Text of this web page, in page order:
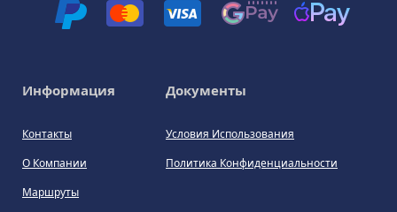
Информация
Контакты
О Компании
Маршруты
Документы
Условия Использования
Политика Конфиденциальности